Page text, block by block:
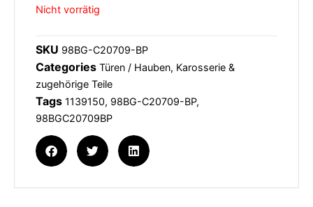
Nicht vorrätig
SKU 98BG-C20709-BP
Categories Türen / Hauben, Karosserie &
zugehörige Teile
Tags 1139150, 98BG-C20709-BP,
98BGC20709BP